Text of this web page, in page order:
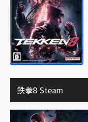
鉄拳8 Steam